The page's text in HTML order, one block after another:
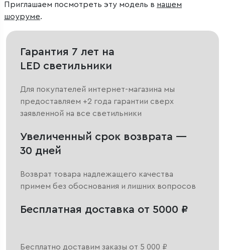
Приглашаем посмотреть эту модель в нашем
шоуруме.
Гарантия 7 лет на
LED светильники
Для покупателей интернет-магазина мы
предоставляем +2 года гарантии сверх
заявленной на все светильники
Увеличенный срок возврата —
30 дней
Возврат товара надлежащего качества
примем без обоснования и лишних вопросов
Бесплатная доставка от 5000 ₽
Бесплатно доставим заказы от 5 000 ₽